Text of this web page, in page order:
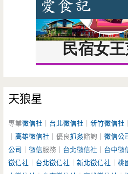
天狼星
專業徵信社 台北徵信社 ｜新竹徵信社
｜高雄徵信社 ｜優良抓姦諮詢｜徵信公
公司
｜徵信服務｜ 台北徵信社 台中徵
徵信社
台北徵信社 ｜新北徵信社 ｜桃